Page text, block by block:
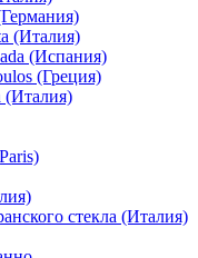
(Италия)
(Испания)
(Греция)
стекла (Италия)